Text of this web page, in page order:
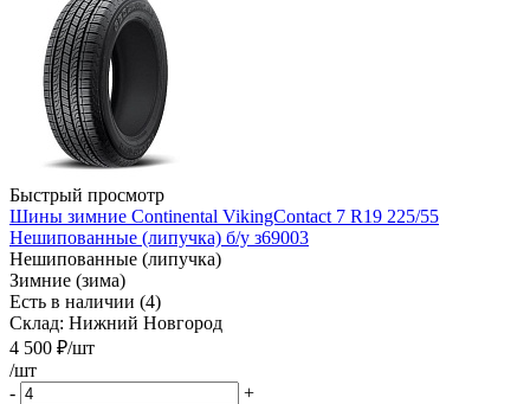
Быстрый просмотр
Шины зимние Continental VikingContact 7 R19 225/55
Нешипованные (липучка) б/у з69003
Нешипованные (липучка)
Зимние (зима)
Есть в наличии (4)
Склад: Нижний Новгород
4 500 ₽/шт
/шт
-
+